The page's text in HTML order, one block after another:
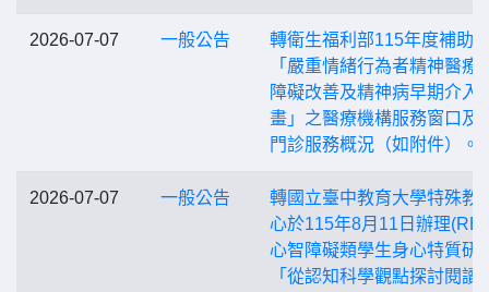
2026-07-07 一般公告
轉衛生福利部115年度補助
「嚴重情緒行為者精神醫療
障礙改善及精神病早期介入
畫」之醫療機構服務窗口及
門診服務概況（如附件）。
2026-07-07 一般公告
轉國立臺中教育大學特殊教
心於115年8月11日辦理
心智障礙類學生身心特質研
「從認知科學觀點探討閱讀